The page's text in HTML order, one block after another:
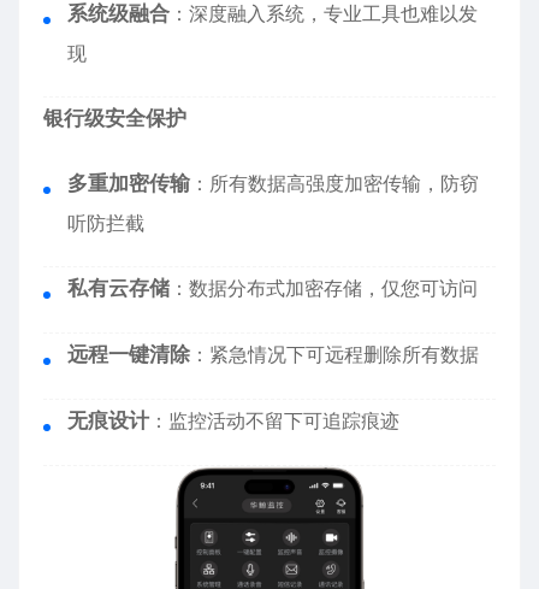
系统级融合 ：深度融入系统，专业工具也难以发
现
银行级安全保护
多重加密传输 ：所有数据高强度加密传输，防窃
听防拦截
私有云存储 ：数据分布式加密存储，仅您可访问
远程一键清除 ：紧急情况下可远程删除所有数据
无痕设计 ：监控活动不留下可追踪痕迹